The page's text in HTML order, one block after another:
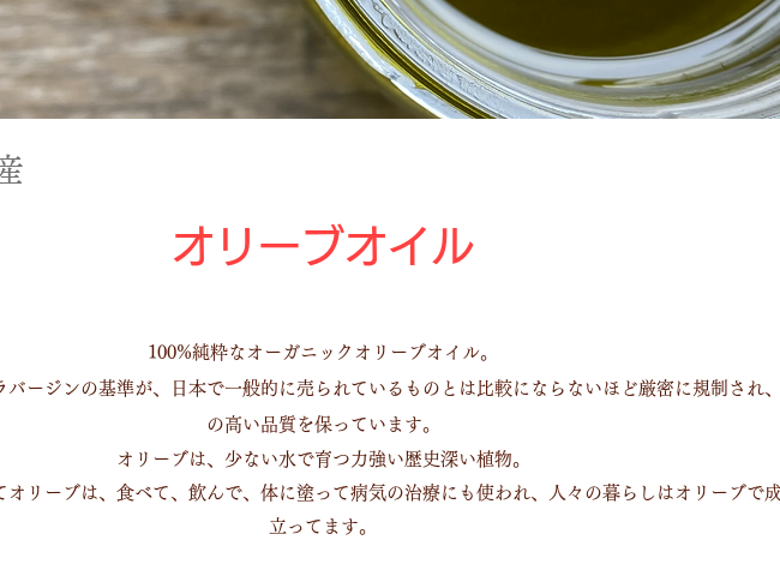
オリーブオイル
100%純粋なオーガニックオリーブオイル。
バージンの基準が、日本で一般的に売られているものとは比較にならないほど厳密に規制され
の高い品質を保っています。
オリーブは、少ない水で育つ力強い歴史深い植物。
オリーブは、食べて、飲んで、体に塗って病気の治療にも使われ、人々の暮らしはオリーブで
立ってます。